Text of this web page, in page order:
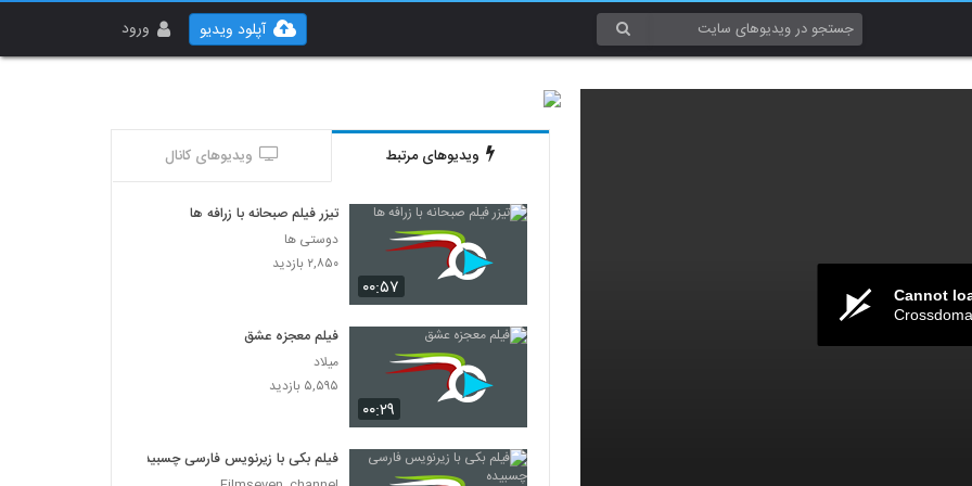
ورود آپلود ویدیو
Cannot
ویدیوهای مرتبط ویدیوهای کانال
۰۰:۵۷
تیزر فیلم صبحانه با زرافه ها
دوستی ها
۲,۸۵۰ بازدید
۰۰:۲۹
فیلم معجزه عشق
میلاد
۵,۵۹۵ بازدید
فیلم بکی با زیرنویس فارسی چسبیده